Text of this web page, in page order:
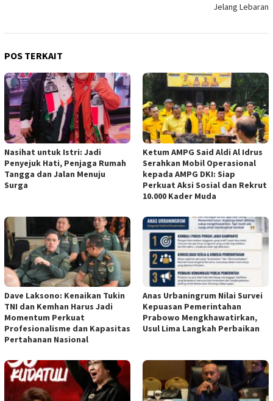
Jelang Lebaran
POS TERKAIT
Nasihat untuk Istri: Jadi
Penyejuk Hati, Penjaga Rumah
Tangga dan Jalan Menuju
Surga
Ketum AMPG Said Aldi Al Idrus
Serahkan Mobil Operasional
kepada AMPG DKI: Siap
Perkuat Aksi Sosial dan Rekrut
10.000 Kader Muda
Dave Laksono: Kenaikan Tukin
TNI dan Kemhan Harus Jadi
Momentum Perkuat
Profesionalisme dan Kapasitas
Pertahanan Nasional
Anas Urbaningrum Nilai Survei
Kepuasan Pemerintahan
Prabowo Mengkhawatirkan,
Usul Lima Langkah Perbaikan